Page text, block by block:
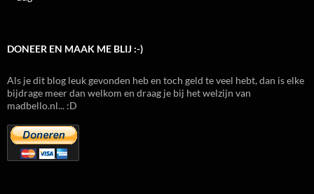
DONEER EN MAAK ME BLIJ :-)
Als je dit blog leuk gevonden heb en toch geld te veel hebt, dan is elke
bijdrage meer dan welkom en draag je bij het welzijn van
madbello.nl... :D